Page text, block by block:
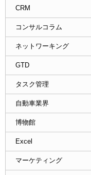
CRM
コンサルコラム
ネットワーキング
GTD
タスク管理
自動車業界
博物館
Excel
マーケティング